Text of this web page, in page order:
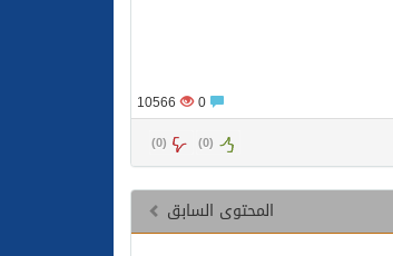
10566
(
0
) (
0
)
المحتوى السابق